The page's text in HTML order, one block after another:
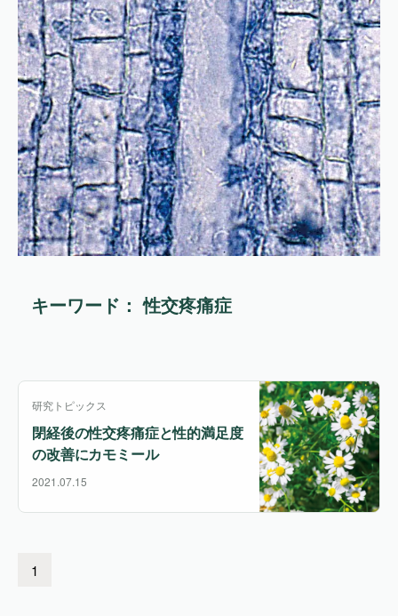
キーワード： 性交疼痛症
研究トピックス
閉経後の性交疼痛症と性的満足度
の改善にカモミール
2021.07.15
1